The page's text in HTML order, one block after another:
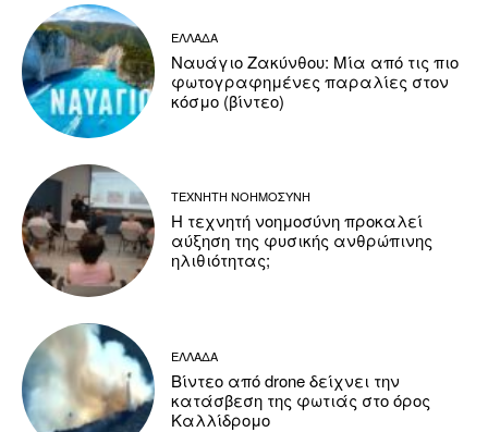
ΕΛΛΑΔΑ
Ναυάγιο Ζακύνθου: Μία από τις πιο
φωτογραφημένες παραλίες στον
κόσμο (βίντεο)
ΤΕΧΝΗΤΗ ΝΟΗΜΟΣΥΝΗ
Η τεχνητή νοημοσύνη προκαλεί
αύξηση της φυσικής ανθρώπινης
ηλιθιότητας;
ΕΛΛΑΔΑ
Βίντεο από drone δείχνει την
κατάσβεση της φωτιάς στο όρος
Καλλίδρομο